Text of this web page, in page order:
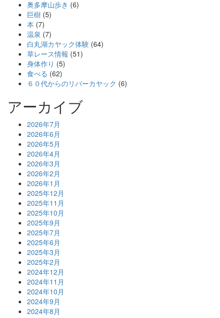
奥多摩山歩き (6)
巨樹 (5)
本 (7)
温泉 (7)
白丸湖カヤック体験 (64)
草レース情報 (51)
身体作り (5)
食べる (62)
６０代からのリバーカヤック (6)
アーカイブ
2026年7月
2026年6月
2026年5月
2026年4月
2026年3月
2026年2月
2026年1月
2025年12月
2025年11月
2025年10月
2025年9月
2025年7月
2025年6月
2025年3月
2025年2月
2024年12月
2024年11月
2024年10月
2024年9月
2024年8月